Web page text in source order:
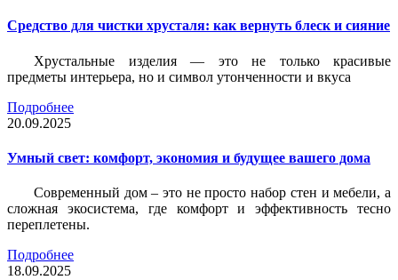
Средство для чистки хрусталя: как вернуть блеск и сияние
Хрустальные изделия — это не только красивые
предметы интерьера, но и символ утонченности и вкуса
Подробнее
20.09.2025
Умный свет: комфорт, экономия и будущее вашего дома
Современный дом – это не просто набор стен и мебели, а
сложная экосистема, где комфорт и эффективность тесно
переплетены.
Подробнее
18.09.2025